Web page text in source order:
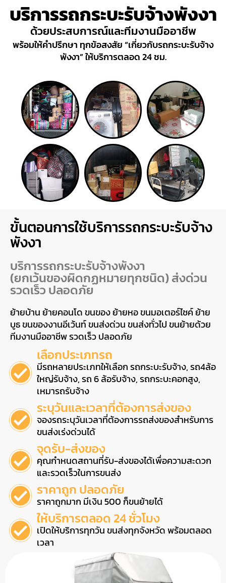
บริการรถกระบะรับจ้างพังงา
ด้วยประสบการณ์และทีมงานมืออาชีพ
พร้อมให้คำปรึกษา ทุกข้อสงสัย “เกี่ยวกับรถกระบะรับจ้าง
พังงา” ให้บริการตลอด 24 ชม.
ขั้นตอนการใช้บริการรถกระบะรับจ้าง
พังงา
บริการรถกระบะรับจ้างพังงา
(ยกเว้นของผิดกฏหมายทุกชนิด) ส่งด่วน
รวดเร็ว ปลอดภัย
ย้ายบ้าน ย้ายคอนโด ขนของ ย้ายหอ ขนมอเตอร์ไซค์ ย้าย
บูธ ขนของงานอีเว้นท์ ขนส่งด่วน ขนส่งทั่วไป ขนย้ายด้วย
ทีมงานมืออาชีพ รวดเร็ว ปลอดภัย
เลือกประเภทรถ
มีรถหลายประเภทให้เลือก รถกระบะรับจ้าง, รถ4ล้อ
ใหญ่รับจ้าง, รถ 6 ล้อรับจ้าง, รถกระบะคอกสูง,
เหมารถรับจ้าง
ระบุวันและเวลาที่ต้องการส่งของ
จองรถระบุวันเวลาที่ต้องการรถส่งของสำหรับการ
ขนส่งเร่งด่วนได้
จุดรับ-ส่งของ
คุณกำหนดสถานที่รับ-ส่งของได้เพื่อความสะดวก
และรวดเร็วในการขนส่ง
ราคาถูก ปลอดภัย
ราคาถูกมาก มีเงิน 500 ก็ขนย้ายได้
ให้บริการตลอด 24 ชั่วโมง
เปิดให้บริการทุกวัน ขนส่งทุกจังหวัด พร้อมตลอด
เวลา